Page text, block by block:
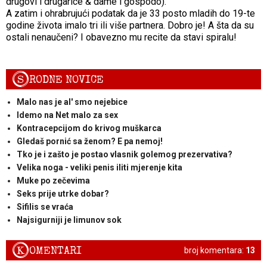
A zatim i ohrabrujući podatak da je 33 posto mladih do 19-te
godine života imalo tri ili više partnera. Dobro je! A šta da su
ostali nenaučeni? I obavezno mu recite da stavi spiralu!
SRODNE NOVICE
Malo nas je al' smo nejebice
Idemo na Net malo za sex
Kontracepcijom do krivog muškarca
Gledaš pornić sa ženom? E pa nemoj!
Tko je i zašto je postao vlasnik golemog prezervativa?
Velika noga - veliki penis iliti mjerenje kita
Muke po zečevima
Seks prije utrke dobar?
Sifilis se vraća
Najsigurniji je limunov sok
broj komentara: 13
KOMENTARI